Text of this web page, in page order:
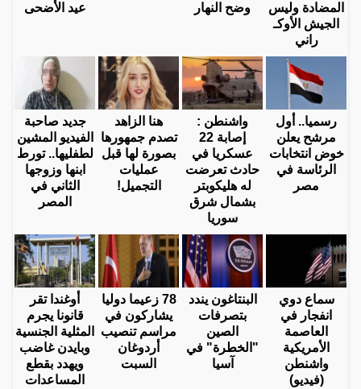
المضادة وليس
الجيش الأوكـ
راني
وضح النهار
عيد الأضحى
رسميا.. أول
مرشح يعلن
خوض انتخابات
الرئاسة في
مصر
واشنطن :
إصابة 22
عسكريا في
حادث تعرضت
له هليكوبتر
بشمال شرق
سوريا
هنا الزاهد
تصدم جمهورها
بصورة لها قبل
عمليات
التجميل!
جديد صاحبة
الفيديو المشين
لطفليها.. تورط
ابنها وزوجها
الثاني في
المصر
سماع دوي
انفجار في
العاصمة
الأمريكية
واشنطن
(فيديو)
البنتاغون يندد
بتصرفات
الصين
"الخطرة" في
آسيا
78 زعيما دوليا
يشاركون في
مراسم تنصيب
أردوغان
السبت
أوغندا تقر
قانونا يجرم
المثلية الجنسية
وبايدن غاضب
ويهدد بقطع
المساعدات